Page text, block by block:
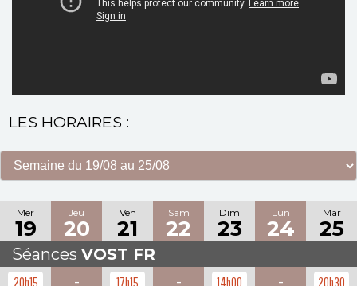
LES HORAIRES :
Mer
19
Jeu
20
Ven
21
Sam
22
Dim
23
Lun
24
Mar
25
Séances VOST FR
20h15 - 17h15 - 14h00 - 20h30